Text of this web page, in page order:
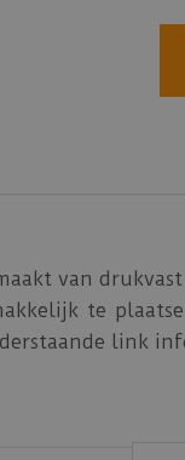
van
te
link